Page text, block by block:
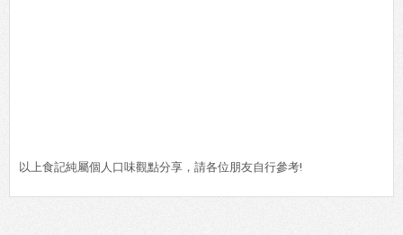
以上食記純屬個人口味觀點分享，請各位朋友自行參考!